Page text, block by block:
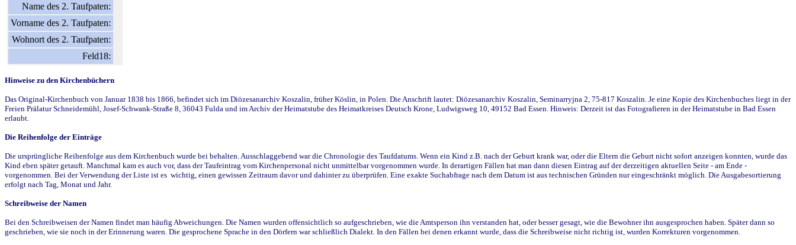
Name des 2. Taufpaten:
Vorname des 2. Taufpaten:
Wohnort des 2. Taufpaten:
Feld18:
Hinweise zu den Kirchenbüchern
Das Original-Kirchenbuch von Januar 1838 bis 1866, befindet sich im Diözesanarchiv Koszalin, früher Köslin, in Polen. Die Anschrift lautet: Diözesanarchiv Koszalin, Seminarryjna 2, 75-817 Koszalin. Je eine Kopie des Kirchenbuches liegt in der
Freien Prälatur Schneidemühl, Josef-Schwank-Straße 8, 36043 Fulda und im Archiv der Heimatstube des Heimatkreises Deutsch Krone, Ludwigsweg 10, 49152 Bad Essen. Hinweis: Derzeit ist das Fotografieren in der Heimatstube in Bad Essen
erlaubt.
Die Reihenfolge der Einträge
Die ursprüngliche Reihenfolge aus dem Kirchenbuch wurde bei behalten. Ausschlaggebend war die Chronologie des Taufdatums. Wenn ein Kind z.B. nach der Geburt krank war, oder die Eltern die Geburt nicht sofort anzeigen konnten, wurde das
Kind eben später getauft. Manchmal kam es auch vor, dass der Taufeintrag vom Kirchenpersonal nicht unmittelbar vorgenommen wurde. In derartigen Fällen hat man dann diesen Eintrag auf der derzeitigen aktuellen Seite - am Ende -
vorgenommen. Bei der Verwendung der Liste ist es wichtig, einen gewissen Zeitraum davor und dahinter zu überprüfen. Eine exakte Suchabfrage nach dem Datum ist aus technischen Gründen nur eingeschränkt möglich. Die Ausgabesortierung
erfolgt nach Tag, Monat und Jahr.
Schreibweise der Namen
Bei den Schreibweisen der Namen findet man häufig Abweichungen. Die Namen wurden offensichtlich so aufgeschrieben, wie die Amtsperson ihn verstanden hat, oder besser gesagt, wie die Bewohner ihn ausgesprochen haben. Später dann so
geschrieben, wie sie noch in der Erinnerung waren. Die gesprochene Sprache in den Dörfern war schließlich Dialekt. In den Fällen bei denen erkannt wurde, dass die Schreibweise nicht richtig ist, wurden Korrekturen vorgenommen.